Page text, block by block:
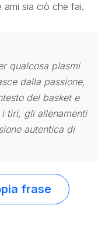
ami sia ciò che fai.
qualcosa plasmi
dalla passione,
del basket e
tiri, gli allenamenti
autentica di
frase